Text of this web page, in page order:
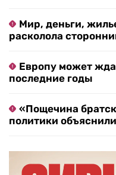
Мир, деньги,
расколола
Европу может
последние годы
«Пощечина
политики